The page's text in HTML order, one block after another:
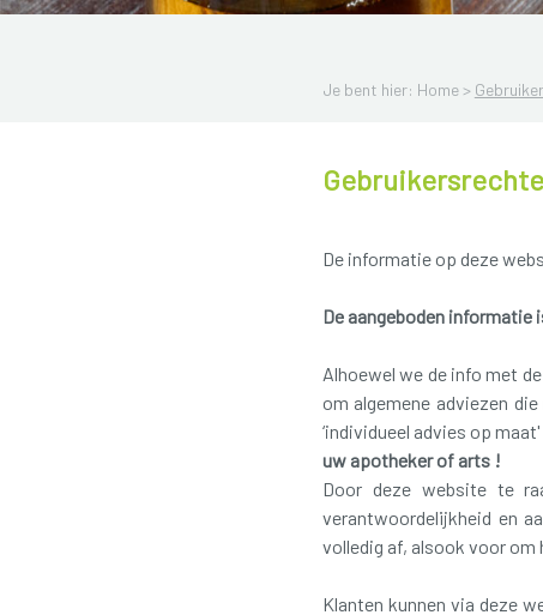
Je bent hier: Home >
De informatie op deze
De aangeboden informatie
Alhoewel we de info met
om algemene adviezen
‘individueel advies op
uw apotheker of arts !
Door deze website te
verantwoordelijkheid en
volledig af, alsook voor om
Klanten kunnen via deze